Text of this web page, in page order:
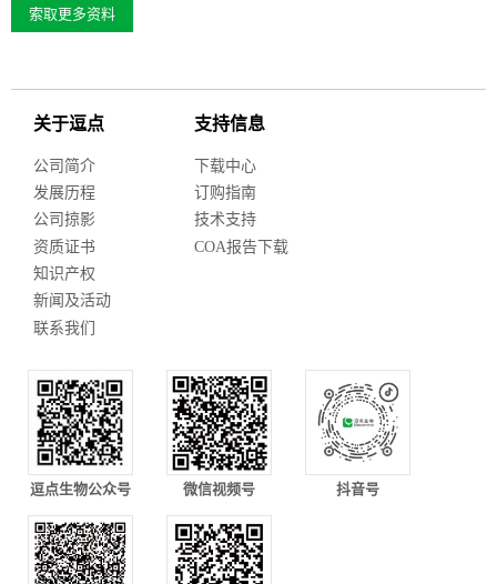
索取更多资料
关于逗点
公司简介
发展历程
公司掠影
资质证书
知识产权
新闻及活动
联系我们
支持信息
下载中心
订购指南
技术支持
COA报告下载
逗点生物公众号 微信视频号 抖音号